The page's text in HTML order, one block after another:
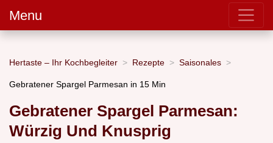
Menu
Hertaste – Ihr Kochbegleiter Rezepte Saisonales
Gebratener Spargel Parmesan in 15 Min
Gebratener Spargel Parmesan:
Würzig Und Knusprig